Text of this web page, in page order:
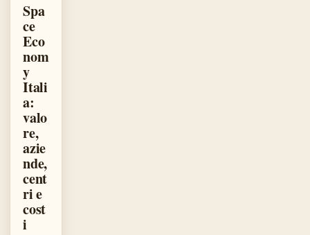
Spa
ce
Eco
nom
y
Itali
a:
valo
re,
azie
nde,
cent
ri e
cost
i